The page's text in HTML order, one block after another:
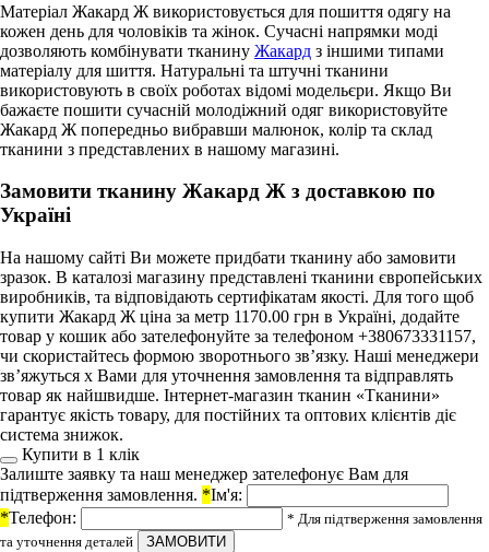
Матеріал Жакард Ж використовується для пошиття одягу на
кожен день для чоловіків та жінок. Сучасні напрямки моді
дозволяють комбінувати тканину Жакард з іншими типами
матеріалу для шиття. Натуральні та штучні тканини
використовують в своїх роботах відомі модельєри. Якщо Ви
бажаєте пошити сучасній молодіжний одяг використовуйте
Жакард Ж попередньо вибравши малюнок, колір та склад
тканини з представлених в нашому магазині.
Замовити тканину Жакард Ж з доставкою по
Україні
На нашому сайті Ви можете придбати тканину або замовити
зразок. В каталозі магазину представлені тканини європейських
виробників, та відповідають сертифікатам якості. Для того щоб
купити Жакард Ж ціна за метр 1170.00 грн в Україні, додайте
товар у кошик або зателефонуйте за телефоном +380673331157,
чи скористайтесь формою зворотнього зв’язку. Наші менеджери
зв’яжуться х Вами для уточнення замовлення та відправлять
товар як найшвидше. Інтернет-магазин тканин «Тканини»
гарантує якість товару, для постійних та оптових клієнтів діє
система знижок.
Купити в 1 клiк
Залиште заявку та наш менеджер зателефонує Вам для
підтверження замовлення. *Ім'я:
*Телефон:
* Для підтверження замовлення
та уточнення деталей